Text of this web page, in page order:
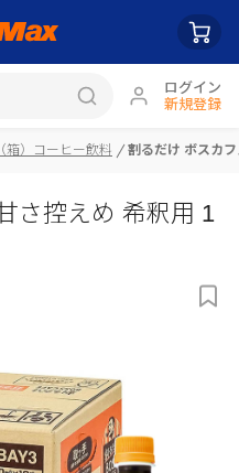
ログイン
新規登録
（箱）コーヒー飲料 割るだけ ボスカ
さ控えめ 希釈用 1